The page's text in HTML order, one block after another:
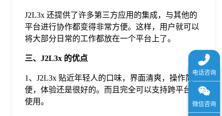
J2L3x 还提供了许多第三方应用的集成，与其他的
平台进行协作都变得非常方便。这样，用户就可以
将大部分日常的工作都放在一个平台上了。
三、J2L3x 的优点
1、J2L3x 贴近年轻人的口味，界面清爽，操作简
便，体验还是很好的。而且完全可以支持跨平台的
使用。